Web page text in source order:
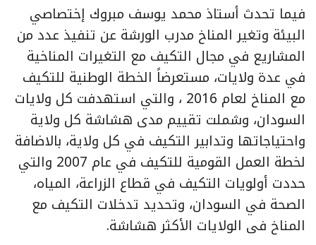
فيما تحدث أستاذ محمد يوسف مبروك إختصاصي
البيئة وتغير المناخ مدرب الورشة عن تنفيذ عدد من
المشاريع في مجال التكيف مع التغيرات المناخية
في عدة ولايات، مستعرضاً الخطة الوطنية للتكيف
مع المناخ لعام 2016 ، والتي استهدفت كل ولايات
السودان، وشملت تقييم مدى هشاشة كل ولاية
واحتياجاتها وتدابير التكيف في كل ولاية، بالاضافة
لخطة العمل القومية للتكيف في عام 2007 والتي
حددت أولويات التكيف في قطاع الزراعة، المياه،
الصحة في السودان، وتحديد تدخلات التكيف مع
المناخ فى الولايات الأكثر هشاشة.